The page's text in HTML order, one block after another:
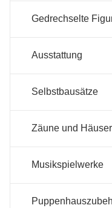
Gedrechselte
Ausstattung
Selbstbausätze
Zäune und Häuser
Musikspielwerke